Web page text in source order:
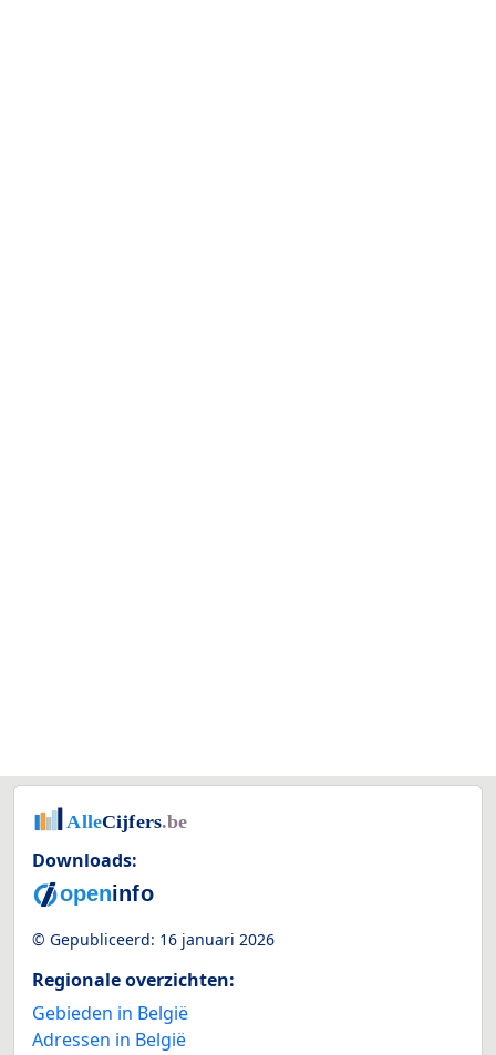
Downloads:
© Gepubliceerd: 16 januari 2026
Regionale overzichten:
Gebieden in België
Adressen in België